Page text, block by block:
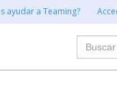
ayudar a Teaming?
Buscar